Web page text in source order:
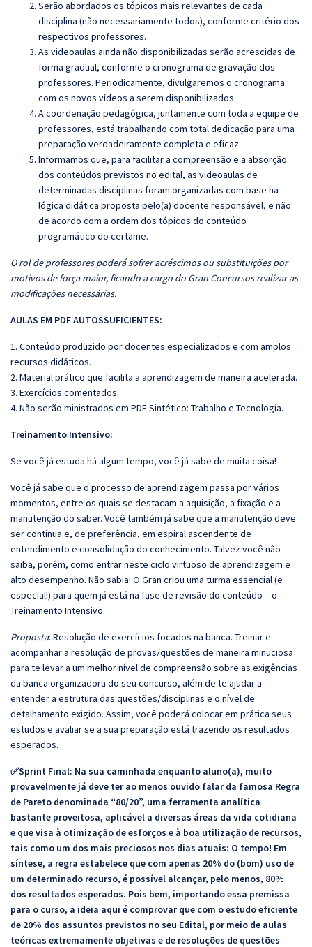
Serão abordados os tópicos mais relevantes de cada
disciplina (não necessariamente todos), conforme critério dos
respectivos professores.
As videoaulas ainda não disponibilizadas serão acrescidas de
forma gradual, conforme o cronograma de gravação dos
professores. Periodicamente, divulgaremos o cronograma
com os novos vídeos a serem disponibilizados.
A coordenação pedagógica, juntamente com toda a equipe de
professores, está trabalhando com total dedicação para uma
preparação verdadeiramente completa e eficaz.
Informamos que, para facilitar a compreensão e a absorção
dos conteúdos previstos no edital, as videoaulas de
determinadas disciplinas foram organizadas com base na
lógica didática proposta pelo(a) docente responsável, e não
de acordo com a ordem dos tópicos do conteúdo
programático do certame.
O rol de professores poderá sofrer acréscimos ou substituições por
motivos de força maior, ficando a cargo do Gran Concursos realizar as
modificações necessárias.
AULAS EM PDF AUTOSSUFICIENTES:
1. Conteúdo produzido por docentes especializados e com amplos
recursos didáticos.
2. Material prático que facilita a aprendizagem de maneira acelerada.
3. Exercícios comentados.
4. Não serão ministrados em PDF Sintético: Trabalho e Tecnologia.
Treinamento Intensivo:
Se você já estuda há algum tempo, você já sabe de muita coisa!
Você já sabe que o processo de aprendizagem passa por vários
momentos, entre os quais se destacam a aquisição, a fixação e a
manutenção do saber. Você também já sabe que a manutenção deve
ser contínua e, de preferência, em espiral ascendente de
entendimento e consolidação do conhecimento. Talvez você não
saiba, porém, como entrar neste ciclo virtuoso de aprendizagem e
alto desempenho. Não sabia! O Gran criou uma turma essencial (e
especial!) para quem já está na fase de revisão do conteúdo – o
Treinamento Intensivo.
Proposta: Resolução de exercícios focados na banca. Treinar e
acompanhar a resolução de provas/questões de maneira minuciosa
para te levar a um melhor nível de compreensão sobre as exigências
da banca organizadora do seu concurso, além de te ajudar a
entender a estrutura das questões/disciplinas e o nível de
detalhamento exigido. Assim, você poderá colocar em prática seus
estudos e avaliar se a sua preparação está trazendo os resultados
esperados.
✅Sprint Final: Na sua caminhada enquanto aluno(a), muito
provavelmente já deve ter ao menos ouvido falar da famosa Regra
de Pareto denominada “80/20”, uma ferramenta analítica
bastante proveitosa, aplicável a diversas áreas da vida cotidiana
e que visa à otimização de esforços e à boa utilização de recursos,
tais como um dos mais preciosos nos dias atuais: O tempo! Em
síntese, a regra estabelece que com apenas 20% do (bom) uso de
um determinado recurso, é possível alcançar, pelo menos, 80%
dos resultados esperados. Pois bem, importando essa premissa
para o curso, a ideia aqui é comprovar que com o estudo eficiente
de 20% dos assuntos previstos no seu Edital, por meio de aulas
teóricas extremamente objetivas e de resoluções de questões